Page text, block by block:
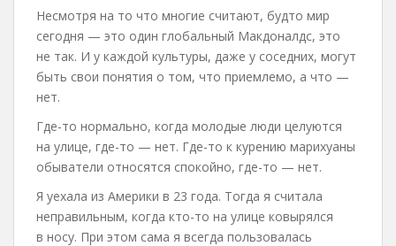
Несмотря на то что многие считают, будто мир
сегодня — это один глобальный Макдоналдс, это
не так. И у каждой культуры, даже у соседних, могут
быть свои понятия о том, что приемлемо, а что —
нет.
Где-то нормально, когда молодые люди целуются
на улице, где-то — нет. Где-то к курению марихуаны
обыватели относятся спокойно, где-то — нет.
Я уехала из Америки в 23 года. Тогда я считала
неправильным, когда кто-то на улице ковырялся
в носу. При этом сама я всегда пользовалась